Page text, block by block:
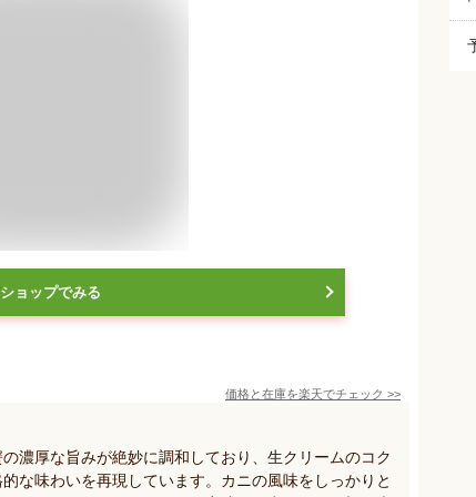
ショップでみる
価格と在庫を楽天でチェック >>
濃厚な旨みが絶妙に調和しており、生クリームのコク
な味わいを再現しています。カニの風味をしっかりと